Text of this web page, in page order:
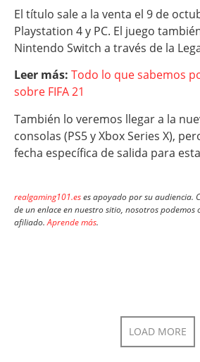
El título sale a la venta el 9 de
Playstation 4 y PC. El juego
Nintendo Switch a través de la
Leer más: Todo lo que sabemos
sobre FIFA 21
También lo veremos llegar a la
consolas (PS5 y Xbox Series X),
fecha específica de salida para
realgaming101.eses apoyado por su audiencia.
de un enlace en nuestro sitio, nosotros podemos
afiliado.Aprende más.
LOAD MORE